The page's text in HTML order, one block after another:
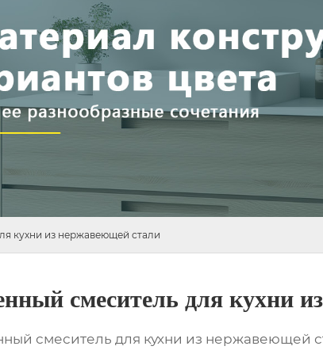
кухни из нержавеющей стали
смеситель для кухни
смеситель для кухни из нержавеющей